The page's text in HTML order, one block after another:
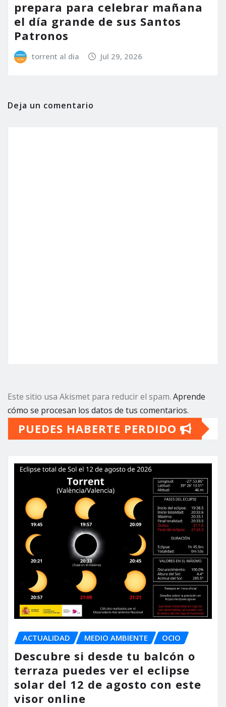
prepara para celebrar mañana
el día grande de sus Santos
Patronos
torrent al dia Jul 29, 2026
Deja un comentario
Este sitio usa Akismet para reducir el spam. Aprende
cómo se procesan los datos de tus comentarios.
PUEDES HABERTE PERDIDO
ACTUALIDAD MEDIO AMBIENTE OCIO
Descubre si desde tu balcón o
terraza puedes ver el eclipse
solar del 12 de agosto con este
visor online